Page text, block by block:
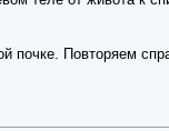
почке. Повторяем